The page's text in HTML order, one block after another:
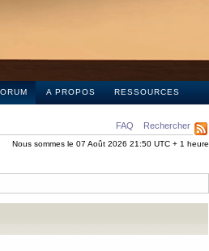
A PROPOS RESSOURCES
FAQ Rechercher
Nous sommes le 07 Août 2026 21:50 UTC + 1 heure